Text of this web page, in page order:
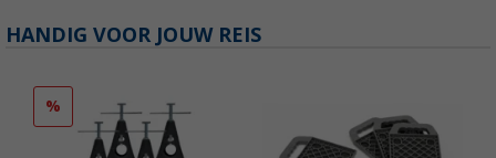
HANDIG VOOR JOUW REIS
%